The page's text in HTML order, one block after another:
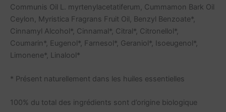
Communis Oil L. myrtenylacetatiferum, Cummamon Bark Oil
Ceylon, Myristica Fragrans Fruit Oil, Benzyl Benzoate*,
Cinnamyl Alcohol*, Cinnamal*, Citral*, Citronellol*,
Coumarin*, Eugenol*, Farnesol*, Geraniol*, Isoeugenol*,
Limonene*, Linalool*
* Présent naturellement dans les huiles essentielles
100% du total des ingrédients sont d’origine biologique